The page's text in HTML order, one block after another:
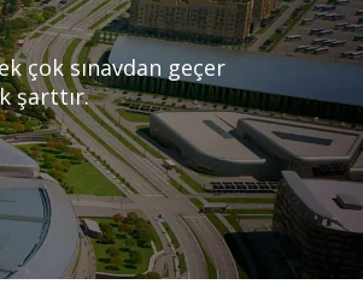
çok sınavdan geçer
şarttır.